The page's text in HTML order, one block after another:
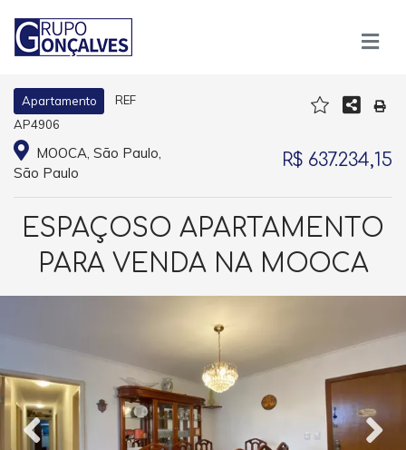
Apartamento
REF
AP4906
MOOCA, São Paulo,
São Paulo
R$ 637.234,15
ESPAÇOSO APARTAMENTO
PARA VENDA NA MOOCA